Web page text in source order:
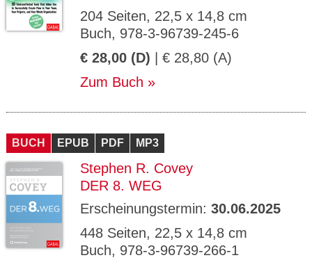
204 Seiten, 22,5 x 14,8 cm
Buch, 978-3-96739-245-6
€ 28,00 (D) | € 28,80 (A)
Zum Buch
BUCH EPUB PDF MP3
Stephen R. Covey
DER 8. WEG
Erscheinungstermin: 30.06.2025
448 Seiten, 22,5 x 14,8 cm
Buch, 978-3-96739-266-1